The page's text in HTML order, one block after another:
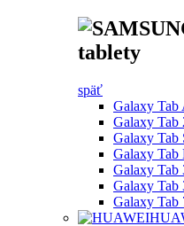
tablety
späť
Galaxy Tab
Galaxy Tab
Galaxy Tab
Galaxy Tab
Galaxy Tab
Galaxy Tab
Galaxy Tab